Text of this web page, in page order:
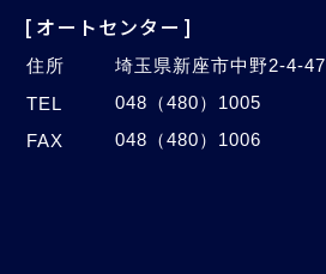
[オートセンター]
住所
埼玉県新座市中野2-4-47
TEL
048（480）1005
FAX
048（480）1006